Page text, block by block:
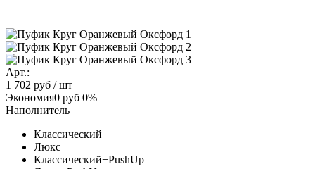
Арт.:
1 702 руб / шт
Экономия0 руб 0%
Наполнитель
Классический
Люкс
Классический+PushUp